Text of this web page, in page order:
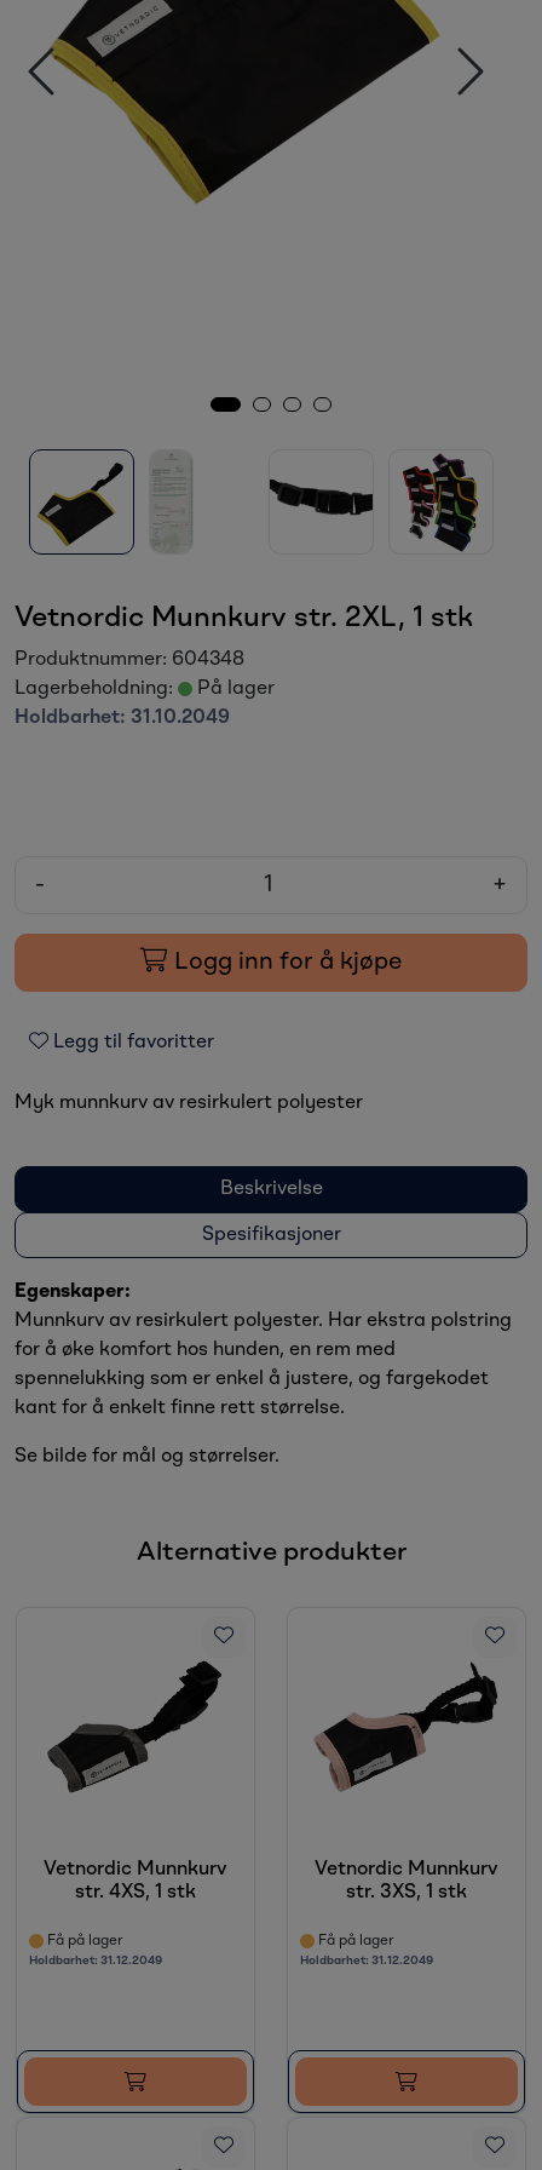
Vetnordic Munnkurv str. 2XL, 1 stk
Produktnummer: 604348
Lagerbeholdning:
På lager
Holdbarhet: 31.10.2049
- +
Logg inn for å kjøpe
Legg til favoritter
Myk munnkurv av resirkulert polyester
Beskrivelse
Spesifikasjoner
Egenskaper:
Munnkurv av resirkulert polyester. Har ekstra polstring
for å øke komfort hos hunden, en rem med
spennelukking som er enkel å justere, og fargekodet
kant for å enkelt finne rett størrelse.
Se bilde for mål og størrelser.
Alternative produkter
Vetnordic Munnkurv
str. 4XS, 1 stk
Få på lager
Holdbarhet: 31.12.2049
Vetnordic Munnkurv
str. 3XS, 1 stk
Få på lager
Holdbarhet: 31.12.2049
Sesongvarer
Salgsvarer